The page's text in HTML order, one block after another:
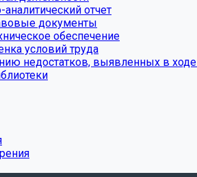
отчет
документы
обеспечение
условий труда
недостатков, выявленных в